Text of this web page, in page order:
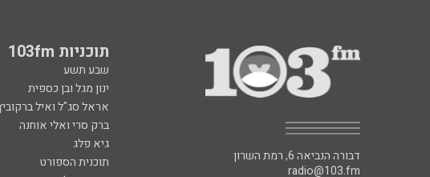
תוכניות 103fm
שבע תשע
ינון מגל ובן כספית
אראל סג"ל ואיל
ברק סרי ואלי אוחנה
גיא פלג
תוכנית הספורט
דבורה הנביאה 6, רמת השרון
radio@103.fm